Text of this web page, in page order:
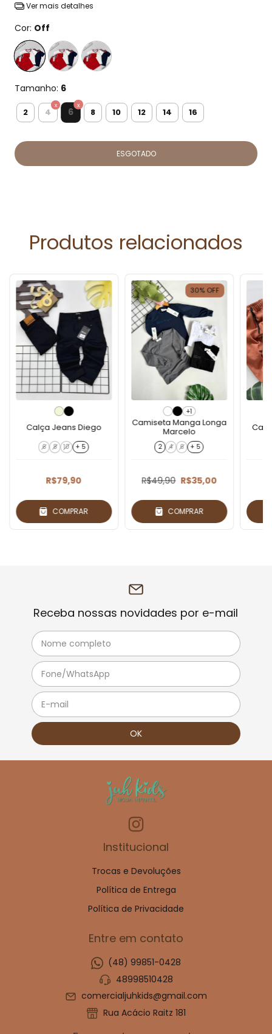
Ver mais detalhes
Cor: Off
Tamanho: 6
2 4 6 8 10 12 14 16
Produtos relacionados
Calça Jeans Diego
6 8 10 + 5
R$79,90
COMPRAR
30%OFF
+1
Camiseta Manga Longa
Marcelo
2 4 6 + 5
R$49,90 R$35,00
COMPRAR
Receba nossas novidades por e-mail
Institucional
Trocas e Devoluções
Política de Entrega
Política de Privacidade
Entre em contato
(48) 99851-0428
48998510428
comercialjuhkids@gmail.com
Rua Acácio Raitz 181